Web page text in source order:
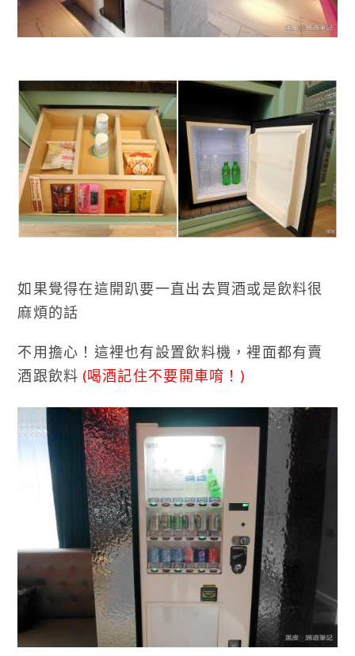
如果覺得在這開趴要一直出去買酒或是飲料很
麻煩的話
不用擔心！這裡也有設置飲料機，裡面都有賣
酒跟飲料 (喝酒記住不要開車唷！)